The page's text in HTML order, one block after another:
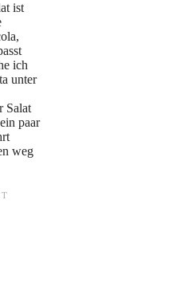
ist
ich
unter
Salat
paar
weg